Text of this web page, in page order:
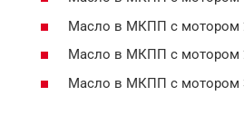
Масло в МКПП с мотором
Масло в МКПП с мотором
Масло в МКПП с мотором